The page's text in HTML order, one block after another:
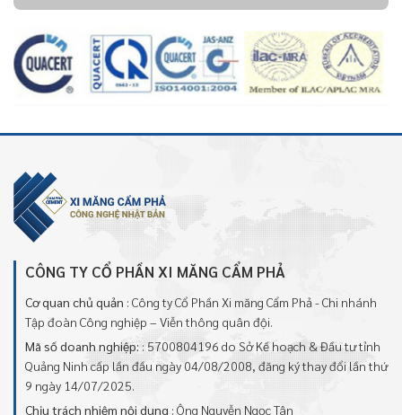
CÔNG TY CỔ PHẦN XI MĂNG CẨM PHẢ
Cơ quan chủ quản : Công ty Cổ Phần Xi măng Cẩm Phả - Chi nhánh
Tập đoàn Công nghiệp – Viễn thông quân đội.
Mã số doanh nghiệp: : 5700804196 do Sở Kế hoạch & Đầu tư tỉnh
Quảng Ninh cấp lần đầu ngày 04/08/2008, đăng ký thay đổi lần thứ
9 ngày 14/07/2025.
Chịu trách nhiệm nội dung : Ông Nguyễn Ngọc Tân